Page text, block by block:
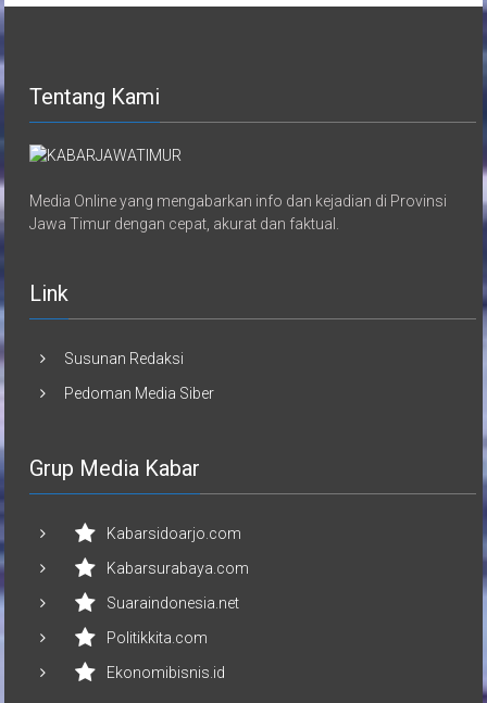
Tentang Kami
Media Online yang mengabarkan info dan kejadian di Provinsi
Jawa Timur dengan cepat, akurat dan faktual.
Link
Susunan Redaksi
Pedoman Media Siber
Grup Media Kabar
Kabarsidoarjo.com
Kabarsurabaya.com
Suaraindonesia.net
Politikkita.com
Ekonomibisnis.id